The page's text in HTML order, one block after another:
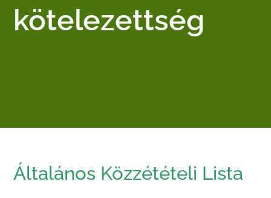
kötelezettség
Általános Közzétételi Lista